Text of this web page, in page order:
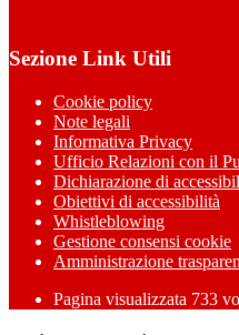
Sezione Link Utili
Cookie policy
Note legali
Informativa Privacy
Ufficio Relazioni con il
Dichiarazione di
Obiettivi di accessibilità
Whistleblowing
Gestione consensi cookie
Amministrazione
Pagina visualizzata 733